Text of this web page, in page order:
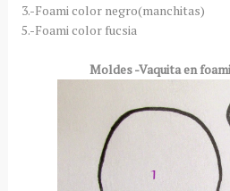
3.-Foami color negro(manchitas)
5.-Foami color fucsia
Moldes -Vaquita en